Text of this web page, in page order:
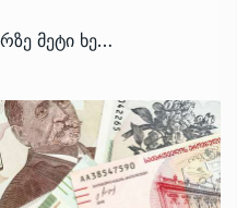
/ საქართველოში 9 600 ლარზე მეტი ხელფასი დასაქმებულების 2%-ს აქვს – PMCG